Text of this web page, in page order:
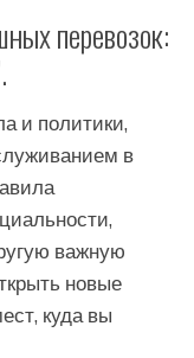
перевозок:
и политики,
в
важную
новые
куда вы